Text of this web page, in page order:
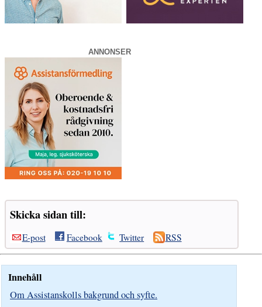
ANNONSER
Skicka sidan till:
E-post Facebook Twitter RSS
Innehåll
Om Assistanskolls bakgrund och syfte.